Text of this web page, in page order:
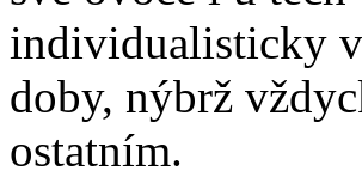
individualisticky
doby, nýbrž
ostatním.